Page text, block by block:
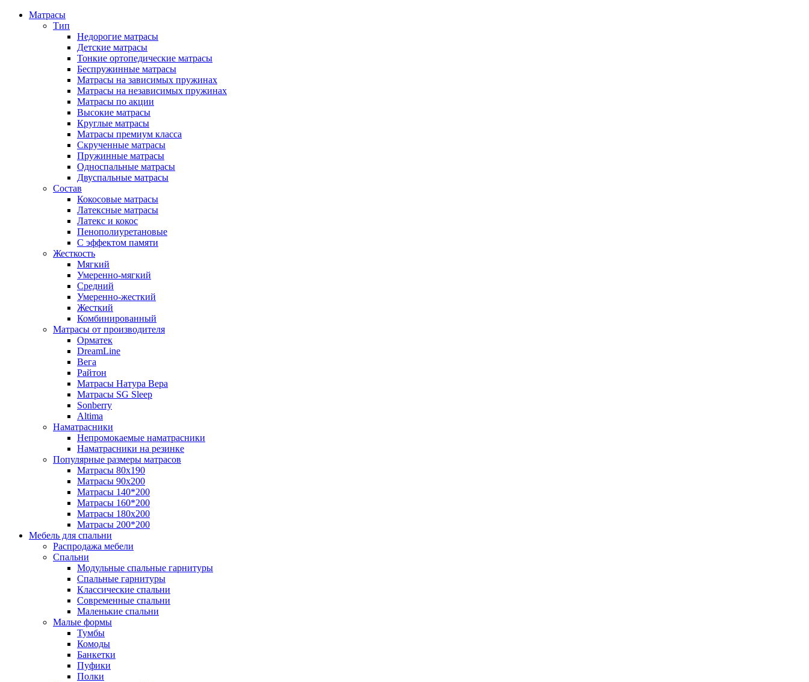
Матрасы
Тип
Недорогие матрасы
Детские матрасы
Тонкие ортопедические матрасы
Беспружинные матрасы
Матрасы на зависимых пружинах
Матрасы на независимых пружинах
Матрасы по акции
Высокие матрасы
Круглые матрасы
Матрасы премиум класса
Скрученные матрасы
Пружинные матрасы
Односпальные матрасы
Двуспальные матрасы
Состав
Кокосовые матрасы
Латексные матрасы
Латекс и кокос
Пенополиуретановые
С эффектом памяти
Жесткость
Мягкий
Умеренно-мягкий
Средний
Умеренно-жесткий
Жесткий
Комбинированный
Матрасы от производителя
Орматек
DreamLine
Вега
Райтон
Матрасы Натура Вера
Матрасы SG Sleep
Sonberry
Altima
Наматрасники
Непромокаемые наматрасники
Наматрасники на резинке
Популярные размеры матрасов
Матрасы 80x190
Матрасы 90x200
Матрасы 140*200
Матрасы 160*200
Матрасы 180x200
Матрасы 200*200
Мебель для спальни
Распродажа мебели
Спальни
Модульные спальные гарнитуры
Спальные гарнитуры
Классические спальни
Современные спальни
Маленькие спальни
Малые формы
Тумбы
Комоды
Банкетки
Пуфики
Полки